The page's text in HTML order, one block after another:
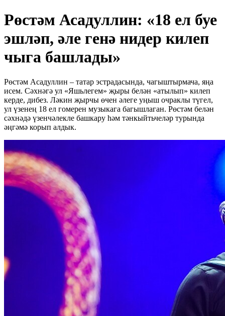
Рөстәм Асадуллин: «18 ел буе
эшләп, әле генә нидер килеп
чыга башлады»
Рөстәм Асадуллин – татар эстрадасында, чагыштырмача, яңа
исем. Сәхнәгә ул «Яшьлегем» җыры белән «атылып» килеп
керде, дибез. Ләкин җырчы өчен әлеге уңыш очраклы түгел,
ул үзенең 18 ел гомерен музыкага багышлаган. Рөстәм белән
сәхнәдә үзенчәлекле башкару һәм тәнкыйтьчеләр турында
әңгәмә корып алдык.